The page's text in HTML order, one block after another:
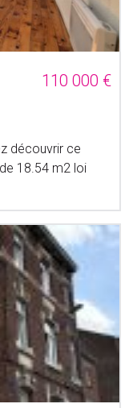
110 000 €
découvrir ce
18.54 m2 loi